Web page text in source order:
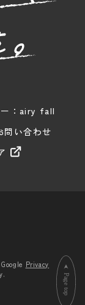
ー：airy fall
問い合わせ
Privacy